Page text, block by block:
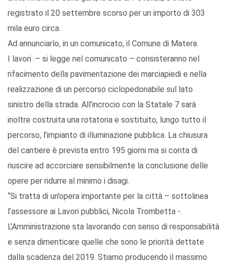
registrato il 20 settembre scorso per un importo di 303
mila euro circa.
Ad annunciarlo, in un comunicato, il Comune di Matera.
I lavori – si legge nel comunicato – consisteranno nel
rifacimento della pavimentazione dei marciapiedi e nella
realizzazione di un percorso ciclopedonabile sul lato
sinistro della strada. All’incrocio con la Statale 7 sarà
inoltre costruita una rotatoria e sostituito, lungo tutto il
percorso, l’impianto di illuminazione pubblica. La chiusura
del cantiere è prevista entro 195 giorni ma si conta di
riuscire ad accorciare sensibilmente la conclusione delle
opere per ridurre al minimo i disagi.
“Si tratta di un’opera importante per la città – sottolinea
l’assessore ai Lavori pubblici, Nicola Trombetta -.
L’Amministrazione sta lavorando con senso di responsabilità
e senza dimenticare quelle che sono le priorità dettate
dalla scadenza del 2019. Stiamo producendo il massimo